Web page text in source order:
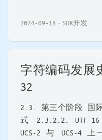
2024-09-18 SDK开发
字符编码发展
32
2.3. 第三个阶段 国
式 2.3.2.2. UTF-
UCS-2 与 UCS-4